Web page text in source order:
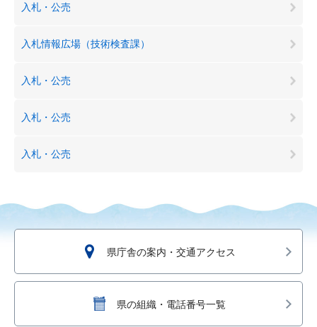
入札・公売
入札情報広場（技術検査課）
入札・公売
入札・公売
入札・公売
県庁舎の案内・交通アクセス
県の組織・電話番号一覧